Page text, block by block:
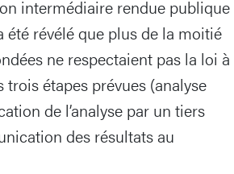
intermédiaire rendue publique
été révélé que plus de la moitié
ne respectaient pas la loi à
trois étapes prévues (analyse
de l’analyse par un tiers
des résultats au